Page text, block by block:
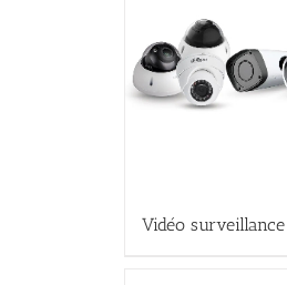
Vidéo surveillance